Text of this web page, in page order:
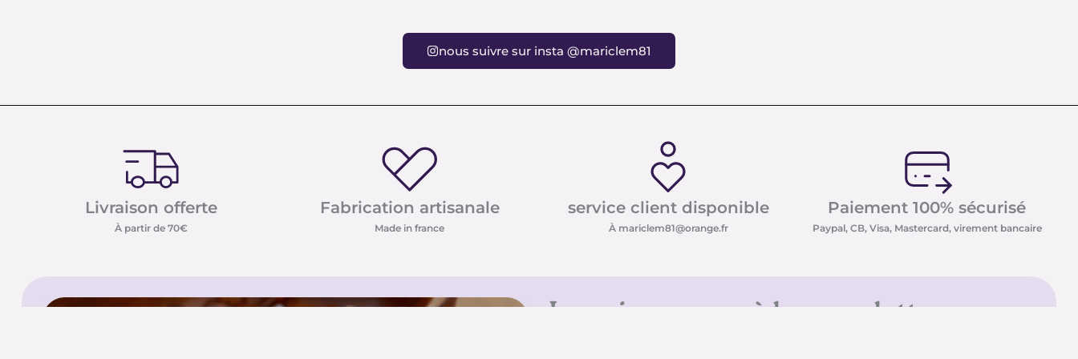
nous suivre sur insta @mariclem81
Livraison offerte
À partir de 70€
Fabrication artisanale
Made in france
service client disponible
À mariclem81@orange.fr
Paiement 100% sécurisé
Paypal, CB, Visa, Mastercard, virement bancaire
Inscrivez-vous à la newsletter